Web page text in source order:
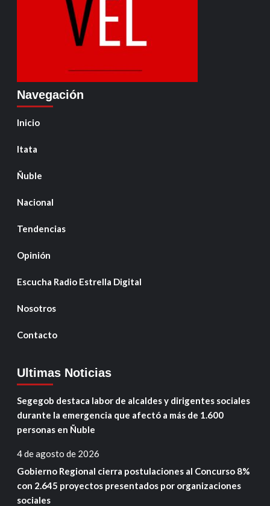
Navegación
Inicio
Itata
Ñuble
Nacional
Tendencias
Opinión
Escucha Radio Estrella Digital
Nosotros
Contacto
Ultimas Noticias
Segegob destaca labor de alcaldes y dirigentes sociales
durante la emergencia que afectó a más de 1.600
personas en Ñuble
4 de agosto de 2026
Gobierno Regional cierra postulaciones al Concurso 8%
con 2.645 proyectos presentados por organizaciones
sociales